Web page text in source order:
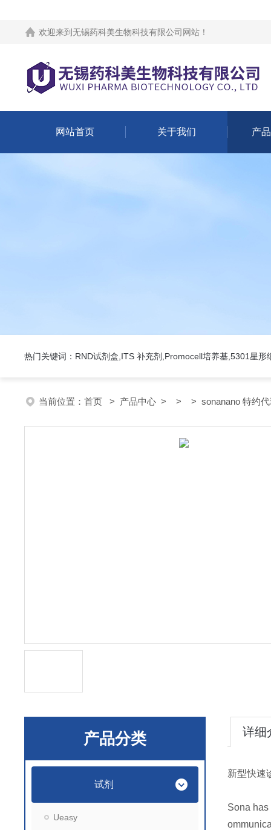
欢迎来到 无锡药科美生物科技有限公司网站 ！
网站首页 关于我们 产
热门关键词：RND试剂盒,ITS 补充剂,Promocell培养基,5301星形
当前位置： 首页 > 产品中心 > > > sonanano 特约代
产品分类
试剂
Ueasy
详细
新型快速
Sona